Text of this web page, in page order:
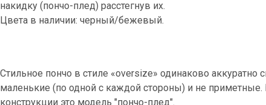
накидку (пончо-плед) расстегнув их.
Цвета в наличии: черный/бежевый.
Стильное пончо в стиле «oversize» одинаково аккуратно
маленькие (по одной с каждой стороны) и не
конструкции это модель "пончо-плед".